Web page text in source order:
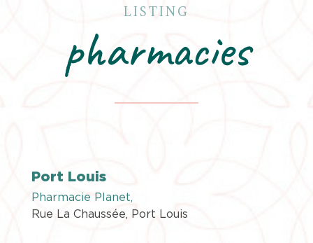
LISTING
pharmacies
Port Louis
Pharmacie Planet,
Rue La Chaussée, Port Louis